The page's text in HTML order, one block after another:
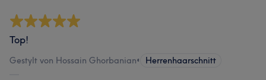
Top!
Gestylt von Hossain Ghorbanian• Herrenhaarschnitt